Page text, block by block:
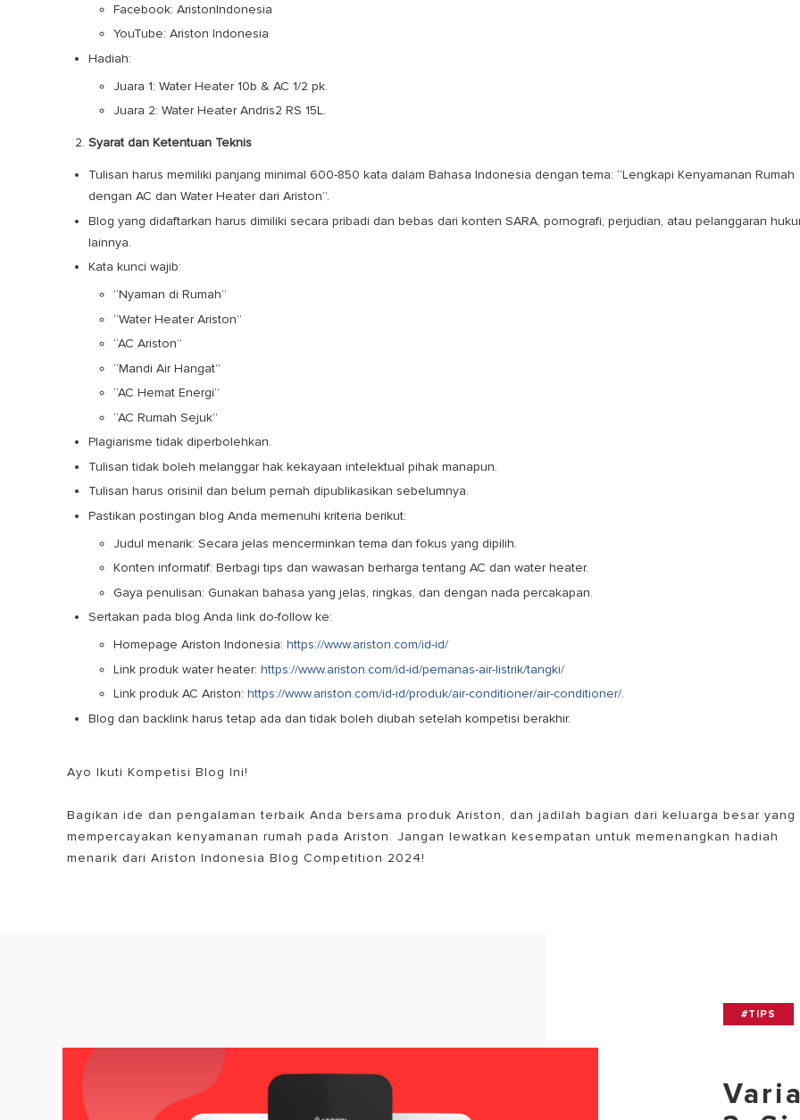
Facebook: AristonIndonesia
YouTube: Ariston Indonesia
Hadiah:
Juara 1: Water Heater 10b & AC 1/2 pk.
Juara 2: Water Heater Andris2 RS 15L.
Syarat dan Ketentuan Teknis
Tulisan harus memiliki panjang minimal 600-850 kata dalam Bahasa Indonesia dengan tema: “Lengkapi Kenyamanan Rumah
dengan AC dan Water Heater dari Ariston”.
Blog yang didaftarkan harus dimiliki secara pribadi dan bebas dari konten SARA, pornografi, perjudian, atau pelanggaran
lainnya.
Kata kunci wajib:
“Nyaman di Rumah”
“Water Heater Ariston”
“AC Ariston”
“Mandi Air Hangat”
“AC Hemat Energi”
“AC Rumah Sejuk”
Plagiarisme tidak diperbolehkan.
Tulisan tidak boleh melanggar hak kekayaan intelektual pihak manapun.
Tulisan harus orisinil dan belum pernah dipublikasikan sebelumnya.
Pastikan postingan blog Anda memenuhi kriteria berikut:
Judul menarik: Secara jelas mencerminkan tema dan fokus yang dipilih.
Konten informatif: Berbagi tips dan wawasan berharga tentang AC dan water heater.
Gaya penulisan: Gunakan bahasa yang jelas, ringkas, dan dengan nada percakapan.
Sertakan pada blog Anda link do-follow ke:
Homepage Ariston Indonesia: https://www.ariston.com/id-id/
Link produk water heater: https://www.ariston.com/id-id/pemanas-air-listrik/tangki/
Link produk AC Ariston: https://www.ariston.com/id-id/produk/air-conditioner/air-conditioner/.
Blog dan backlink harus tetap ada dan tidak boleh diubah setelah kompetisi berakhir.
Ayo Ikuti Kompetisi Blog Ini!
Bagikan ide dan pengalaman terbaik Anda bersama produk Ariston, dan jadilah bagian dari keluarga besar yang
mempercayakan kenyamanan rumah pada Ariston. Jangan lewatkan kesempatan untuk memenangkan hadiah
menarik dari Ariston Indonesia Blog Competition 2024!
#TIPS